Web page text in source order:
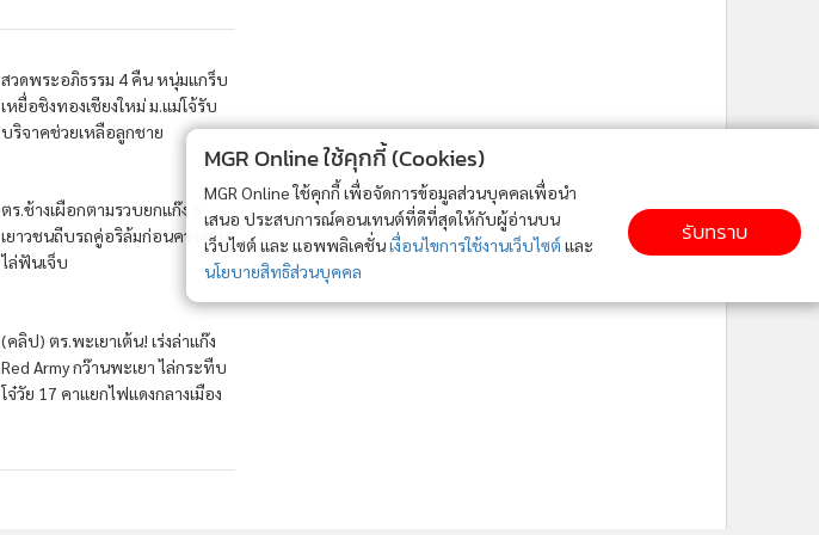
บริจาคช่วยเหลือลูกชาย
MGR Online ใช้คุกกี้ (Cookies)
MGR Online ใช้คุกกี้ เพื่อจัดการข้อมูลส่วนบุคคลเพื่อนำ
เสนอ ประสบการณ์คอนเทนต์ที่ดีที่สุดให้กับผู้อ่านบน
เว็บไซต์ และ แอพพลิเคชั่นเงื่อนไขการใช้งานเว็บไซต์ และ
นโยบายสิทธิส่วนบุคคล
รับทราบ